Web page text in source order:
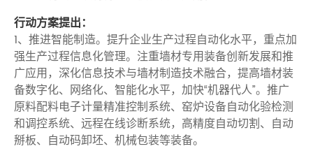
行动方案提出：
1、推进智能制造。提升企业生产过程自动化水平，重点加
强生产过程信息化管理。注重墙材专用装备创新发展和推
广应用，深化信息技术与墙材制造技术融合，提高墙材装
备数字化、网络化、智能化水平，加快“机器代人”。推广
原料配料电子计量精准控制系统、窑炉设备自动化验检测
和调控系统、远程在线诊断系统，高精度自动切割、自动
掰板、自动码卸坯、机械包装等装备。